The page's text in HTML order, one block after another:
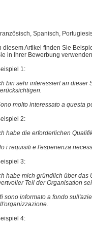
Spanisch,
diesem Artikel finden Sie
in Ihrer Bewerbung
1:
bin sehr interessiert an dieser
molto interessato a questa
2:
habe die erforderlichen
i requisiti e l'esperienza
3:
habe mich gründlich über das
Teil der Organisation
sono informato a fondo
4: